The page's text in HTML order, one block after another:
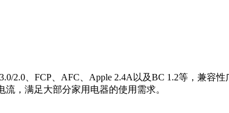
2.0、FCP、AFC、Apple 2.4A以及BC 1.2等，兼容
，满足大部分家用电器的使用需求。